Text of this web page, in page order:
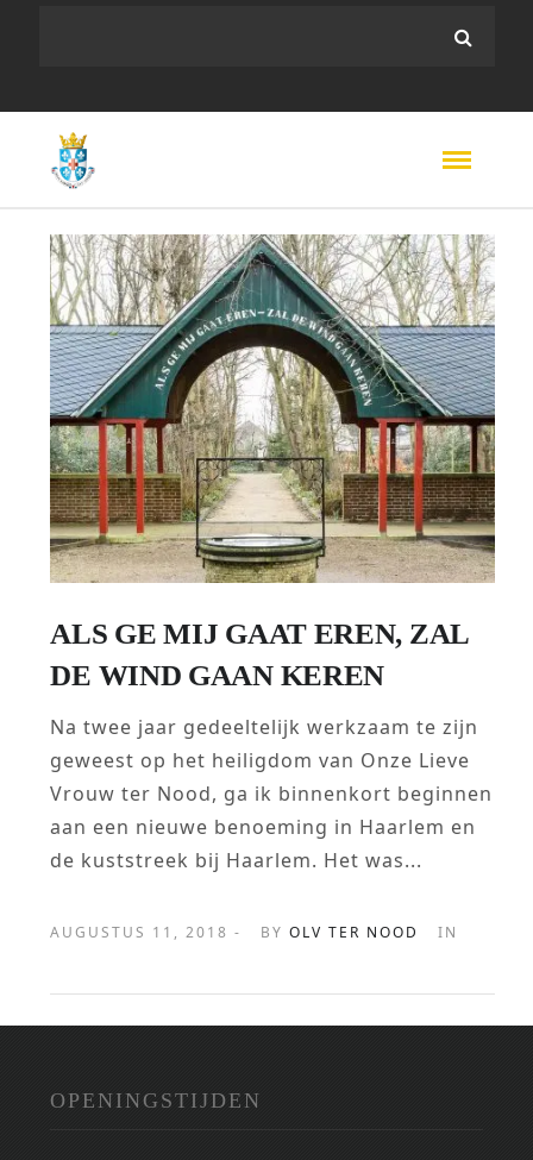
ALS GE MIJ GAAT EREN, ZAL
DE WIND GAAN KEREN
Na twee jaar gedeeltelijk werkzaam te zijn
geweest op het heiligdom van Onze Lieve
Vrouw ter Nood, ga ik binnenkort beginnen
aan een nieuwe benoeming in Haarlem en
de kuststreek bij Haarlem. Het was...
AUGUSTUS 11, 2018 - BYOLV TER NOOD IN
OPENINGSTIJDEN